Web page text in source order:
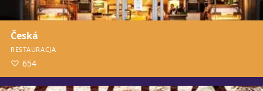
Česká
RESTAURACJA
654